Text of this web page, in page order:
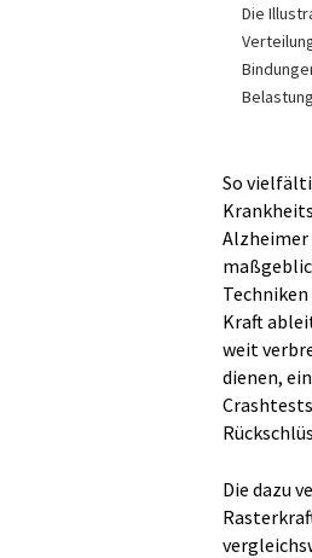
Die
So
Kraft
weit
dienen,
Die dazu